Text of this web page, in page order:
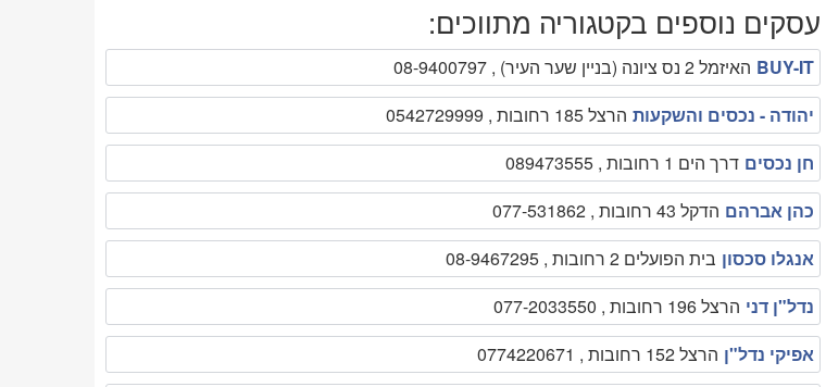
עסקים נוספים בקטגוריה מתווכים:
BUY-IT האיזמל 2 נס ציונה (בניין שער העיר) , 08-9400797
יהודה - נכסים והשקעות הרצל 185 רחובות , 0542729999
חן נכסים דרך הים 1 רחובות , 089473555
כהן אברהם הדקל 43 רחובות , 077-531862
אנגלו סכסון בית הפועלים 2 רחובות , 08-9467295
נדל"ן דני הרצל 196 רחובות , 077-2033550
אפיקי נדל"ן הרצל 152 רחובות , 0774220671